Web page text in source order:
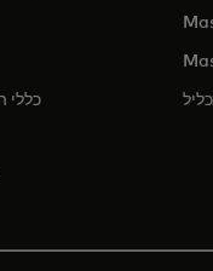
a new tab